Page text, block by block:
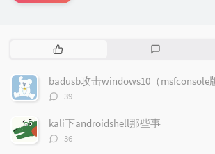
热
文
章
评
badusb攻击windows10（msfconsole
评
数：
39
kali下androidshell那些事
评
36